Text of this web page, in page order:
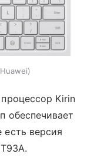
Huawei
Kirin
обеспечивает
версия